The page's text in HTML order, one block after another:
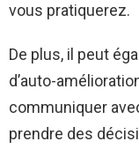
vous pratiquerez.
De plus, il peut
d’auto-
communiquer
prendre des